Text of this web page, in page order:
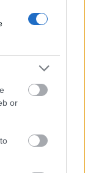
or
számító
az
is avul. Na
olcsóbbak